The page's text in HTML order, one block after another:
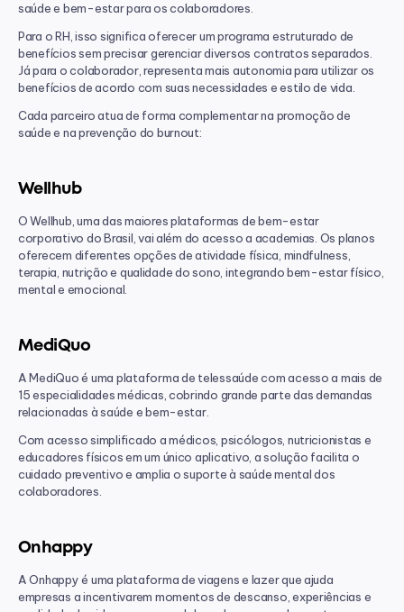
saúde e bem-estar para os colaboradores.
Para o RH, isso significa oferecer um programa estruturado de
benefícios sem precisar gerenciar diversos contratos separados.
Já para o colaborador, representa mais autonomia para utilizar os
benefícios de acordo com suas necessidades e estilo de vida.
Cada parceiro atua de forma complementar na promoção de
saúde e na prevenção do burnout:
Wellhub
O Wellhub, uma das maiores plataformas de bem-estar
corporativo do Brasil, vai além do acesso a academias. Os planos
oferecem diferentes opções de atividade física, mindfulness,
terapia, nutrição e qualidade do sono, integrando bem-estar físico,
mental e emocional.
MediQuo
A MediQuo é uma plataforma de telessaúde com acesso a mais de
15 especialidades médicas, cobrindo grande parte das demandas
relacionadas à saúde e bem-estar.
Com acesso simplificado a médicos, psicólogos, nutricionistas e
educadores físicos em um único aplicativo, a solução facilita o
cuidado preventivo e amplia o suporte à saúde mental dos
colaboradores.
Onhappy
A Onhappy é uma plataforma de viagens e lazer que ajuda
empresas a incentivarem momentos de descanso, experiências e